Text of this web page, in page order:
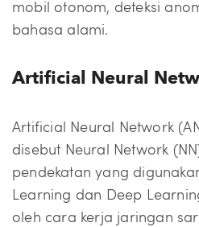
mobil otonom, deteksi
bahasa alami.
Artificial Neural
Artificial Neural Network
disebut Neural Network
pendekatan yang
Learning dan Deep
oleh cara kerja jaringan